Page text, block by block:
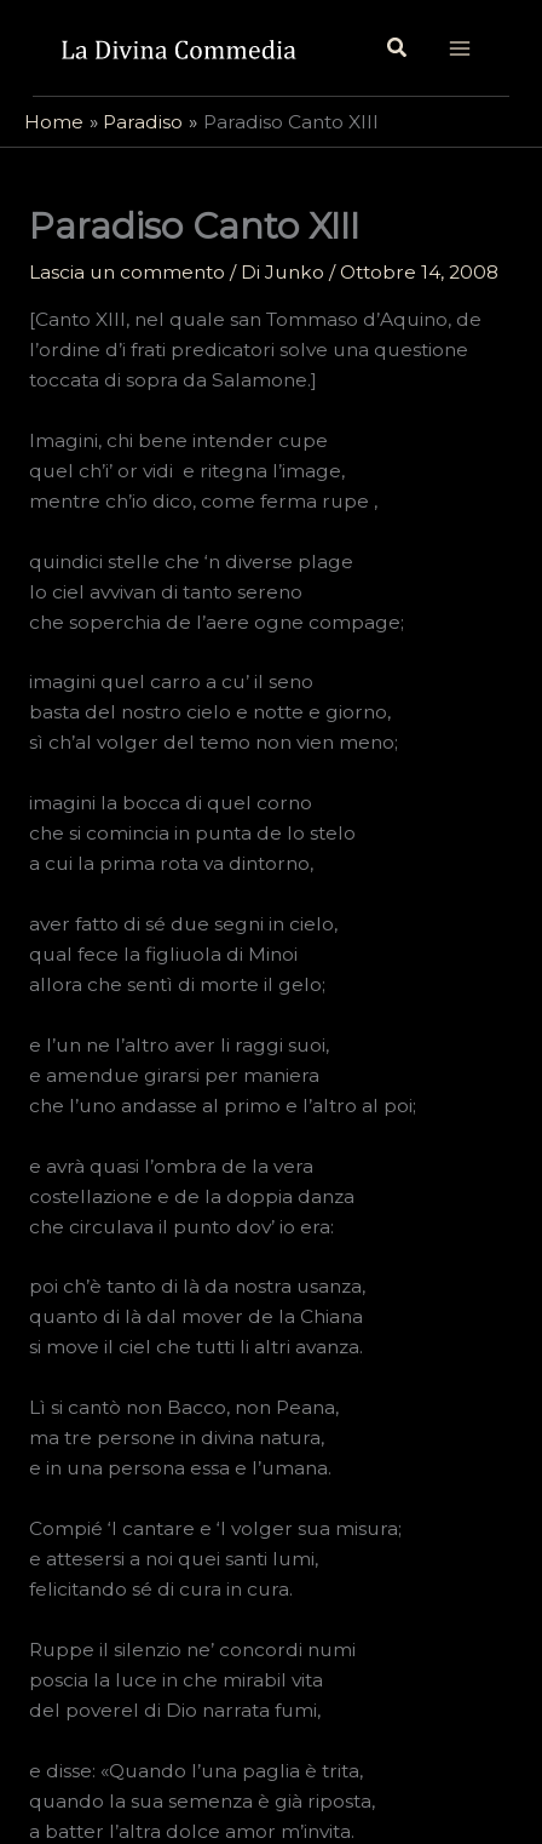
Cerca
Home Paradiso Paradiso Canto XIII
Paradiso Canto XIII
Lascia un commento / Di Junko /Ottobre 14, 2008
[Canto XIII, nel quale san Tommaso d’Aquino, de
l’ordine d’i frati predicatori solve una questione
toccata di sopra da Salamone.]
Imagini, chi bene intender cupe
quel ch’i’ or vidi  e ritegna l’image,
mentre ch’io dico, come ferma rupe ,
quindici stelle che ‘n diverse plage
lo ciel avvivan di tanto sereno
che soperchia de l’aere ogne compage;
imagini quel carro a cu’ il seno
basta del nostro cielo e notte e giorno,
sì ch’al volger del temo non vien meno;
imagini la bocca di quel corno
che si comincia in punta de lo stelo
a cui la prima rota va dintorno,
aver fatto di sé due segni in cielo,
qual fece la figliuola di Minoi
allora che sentì di morte il gelo;
e l’un ne l’altro aver li raggi suoi,
e amendue girarsi per maniera
che l’uno andasse al primo e l’altro al poi;
e avrà quasi l’ombra de la vera
costellazione e de la doppia danza
che circulava il punto dov’ io era:
poi ch’è tanto di là da nostra usanza,
quanto di là dal mover de la Chiana
si move il ciel che tutti li altri avanza.
Lì si cantò non Bacco, non Peana,
ma tre persone in divina natura,
e in una persona essa e l’umana.
Compié ‘l cantare e ‘l volger sua misura;
e attesersi a noi quei santi lumi,
felicitando sé di cura in cura.
Ruppe il silenzio ne’ concordi numi
poscia la luce in che mirabil vita
del poverel di Dio narrata fumi,
e disse: «Quando l’una paglia è trita,
quando la sua semenza è già riposta,
a batter l’altra dolce amor m’invita.